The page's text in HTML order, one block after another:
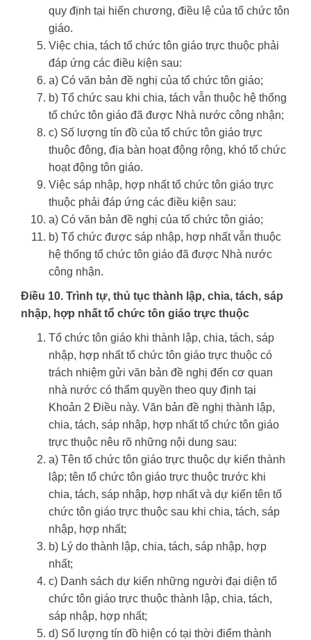
quy định tại hiến chương, điều lệ của tổ chức tôn
giáo.
Việc chia, tách tổ chức tôn giáo trực thuộc phải
đáp ứng các điều kiện sau:
a) Có văn bản đề nghị của tổ chức tôn giáo;
b) Tổ chức sau khi chia, tách vẫn thuộc hệ thống
tổ chức tôn giáo đã được Nhà nước công nhận;
c) Số lượng tín đồ của tổ chức tôn giáo trực
thuộc đông, địa bàn hoạt động rộng, khó tổ chức
hoạt động tôn giáo.
Việc sáp nhập, hợp nhất tổ chức tôn giáo trực
thuộc phải đáp ứng các điều kiện sau:
a) Có văn bản đề nghị của tổ chức tôn giáo;
b) Tổ chức được sáp nhập, hợp nhất vẫn thuộc
hệ thống tổ chức tôn giáo đã được Nhà nước
công nhận.
Điều 10. Trình tự, thủ tục thành lập, chia, tách, sáp
nhập, hợp nhất tổ chức tôn giáo trực thuộc
Tổ chức tôn giáo khi thành lập, chia, tách, sáp
nhập, hợp nhất tổ chức tôn giáo trực thuộc có
trách nhiệm gửi văn bản đề nghị đến cơ quan
nhà nước có thẩm quyền theo quy định tại
Khoản 2 Điều này. Văn bản đề nghị thành lập,
chia, tách, sáp nhập, hợp nhất tổ chức tôn giáo
trực thuộc nêu rõ những nội dung sau:
a) Tên tổ chức tôn giáo trực thuộc dự kiến thành
lập; tên tổ chức tôn giáo trực thuộc trước khi
chia, tách, sáp nhập, hợp nhất và dự kiến tên tổ
chức tôn giáo trực thuộc sau khi chia, tách, sáp
nhập, hợp nhất;
b) Lý do thành lập, chia, tách, sáp nhập, hợp
nhất;
c) Danh sách dự kiến những người đại diện tổ
chức tôn giáo trực thuộc thành lập, chia, tách,
sáp nhập, hợp nhất;
d) Số lượng tín đồ hiện có tại thời điểm thành